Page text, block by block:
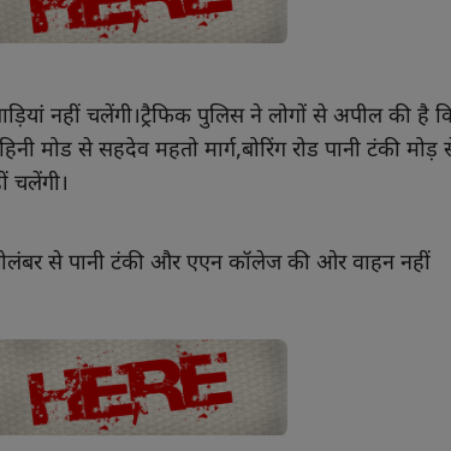
नहीं चलेंगी।ट्रैफिक पुलिस ने लोगों से अपील की है
मोड से सहदेव महतो मार्ग,बोरिंग रोड पानी टंकी मोड़
चलेंगी।
गोलंबर से पानी टंकी और एएन कॉलेज की ओर वाहन नहीं